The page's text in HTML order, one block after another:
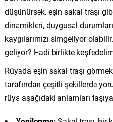
düşünürsek, eşin sakal traşı
dinamikleri, duygusal
kaygılarımızı simgeliyor
geliyor? Hadi birlikte
Rüyada eşin sakal traşı
tarafından çeşitli şekillerde
rüya aşağıdaki anlamları